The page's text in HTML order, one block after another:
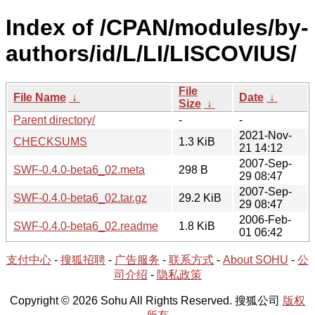
Index of /CPAN/modules/by-
authors/id/L/LI/LISCOVIUS/
File Name ↓
File
Size ↓
Date ↓
Parent directory/
-
-
CHECKSUMS
1.3 KiB
2021-Nov-
21 14:12
SWF-0.4.0-beta6_02.meta
298 B
2007-Sep-
29 08:47
SWF-0.4.0-beta6_02.tar.gz
29.2 KiB
2007-Sep-
29 08:47
SWF-0.4.0-beta6_02.readme
1.8 KiB
2006-Feb-
01 06:42
支付中心 - 搜狐招聘 - 广告服务 - 联系方式 - About SOHU - 公
司介绍 - 隐私政策
Copyright © 2026 Sohu All Rights Reserved. 搜狐公司 版权